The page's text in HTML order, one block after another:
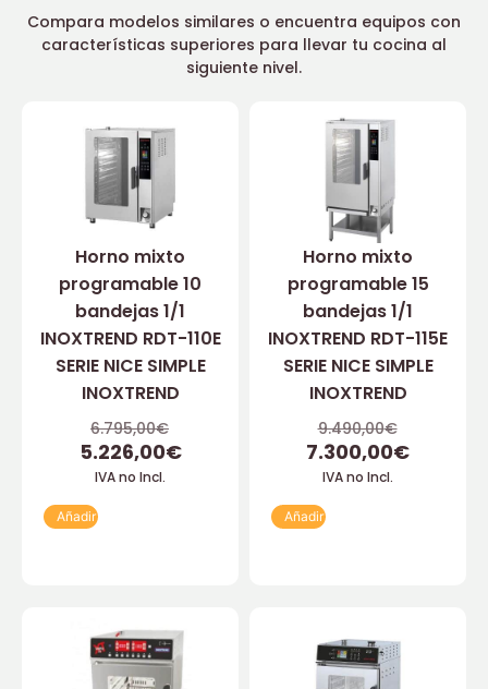
Compara modelos similares o encuentra equipos con
características superiores para llevar tu cocina al
siguiente nivel.
Horno mixto
programable 10
bandejas 1/1
INOXTREND RDT-110E
SERIE NICE SIMPLE
INOXTREND
6.795,00€
5.226,00€
IVA no Incl.
Añadir
Horno mixto
programable 15
bandejas 1/1
INOXTREND RDT-115E
SERIE NICE SIMPLE
INOXTREND
9.490,00€
7.300,00€
IVA no Incl.
Añadir